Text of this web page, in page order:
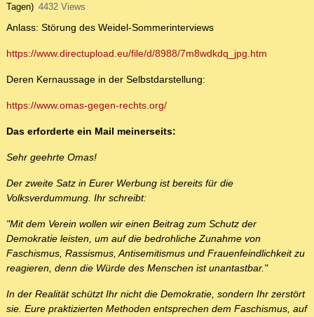
Tagen) 4432 Views
Anlass: Störung des Weidel-Sommerinterviews
https://www.directupload.eu/file/d/8988/7m8wdkdq_jpg.htm
Deren Kernaussage in der Selbstdarstellung:
https://www.omas-gegen-rechts.org/
Das erforderte ein Mail meinerseits:
Sehr geehrte Omas!
Der zweite Satz in Eurer Werbung ist bereits für die
Volksverdummung. Ihr schreibt:
"Mit dem Verein wollen wir einen Beitrag zum Schutz der
Demokratie leisten, um auf die bedrohliche Zunahme von
Faschismus, Rassismus, Antisemitismus und Frauenfeindlichkeit zu
reagieren, denn die Würde des Menschen ist unantastbar."
In der Realität schützt Ihr nicht die Demokratie, sondern Ihr zerstört
sie. Eure praktizierten Methoden entsprechen dem Faschismus, auf